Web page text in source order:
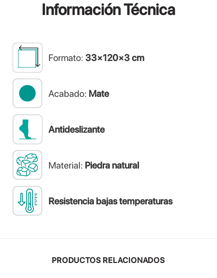
InformaciónTécnica
Formato: 33×120×3 cm
Acabado: Mate
Antideslizante
Material: Piedra natural
Resistencia bajas temperaturas
PRODUCTOS RELACIONADOS